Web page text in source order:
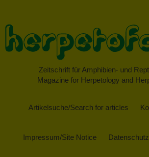
Zeitschrift für Amphibien- und
Magazine for Herpetology and
Artikelsuche/Search for articles
Impressum/Site Notice